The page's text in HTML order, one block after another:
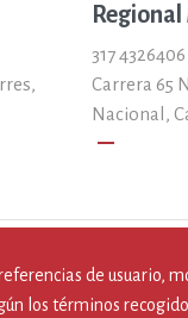
317 4326406
Carrera 65
Nacional,
remove
de usuario,
los términos